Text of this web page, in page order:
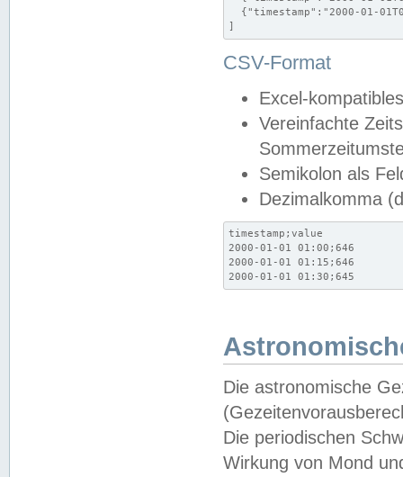
{"timestamp":"2000-01-
]
CSV-Format
Excel-
Vereinfachte
Semikolon als
Dezimalkomma
timestamp;value
2000-01-01 01:00;646
2000-01-01 01:15;646
2000-01-01 01:30;645
Die astronomische
Die periodischen
Wirkung von Mond